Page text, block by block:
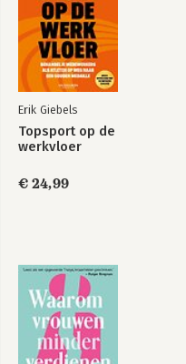
Erik Giebels
Topsport op de
werkvloer
€ 24,99